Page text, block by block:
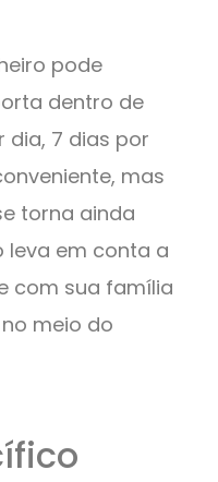
pode
dentro de
dia, 7 dias por
mas
torna ainda
leva em conta a
com sua família
meio do